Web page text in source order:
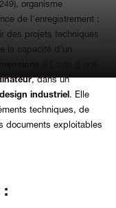
organisme
de l'enregistrement :
des projets techniques
la capacité d’un
, dans un
industriel. Elle
techniques, de
documents exploitables
: